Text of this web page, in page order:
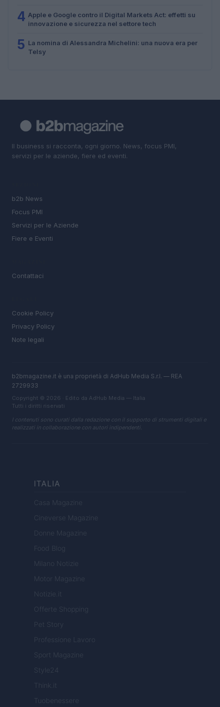
4 Apple e Google contro il Digital Markets Act: effetti su
innovazione e sicurezza nel settore tech
5 La nomina di Alessandra Michelini: una nuova era per
Telsy
Il business si racconta, ogni giorno. News, focus PMI,
servizi per le aziende, fiere ed eventi.
b2b News
Focus PMI
Servizi per le Aziende
Fiere e Eventi
Contattaci
Cookie Policy
Privacy Policy
Note legali
b2bmagazine.it è una proprietà di AdHub Media S.r.l. — REA
2729933
Copyright © 2026 · Edito da AdHub Media — Italia
Tutti i diritti riservati
I contenuti sono curati dalla redazione con il supporto di strumenti digitali e
realizzati in collaborazione con autori indipendenti.
ITALIA
Casa Magazine
Cineverse Magazine
Donne Magazine
Food Blog
Milano Notizie
Motor Magazine
Notizie.it
Offerte Shopping
Pet Story
Professione Lavoro
Sport Magazine
Style24
Think.it
Tuobenessere